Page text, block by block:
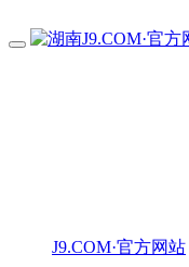
J9.COM·官方网站